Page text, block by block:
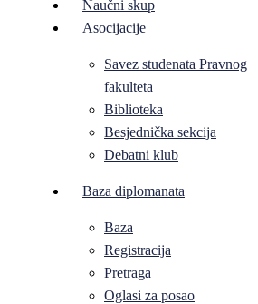
Naučni skup
Asocijacije
Savez studenata Pravnog
fakulteta
Biblioteka
Besjednička sekcija
Debatni klub
Baza diplomanata
Baza
Registracija
Pretraga
Oglasi za posao